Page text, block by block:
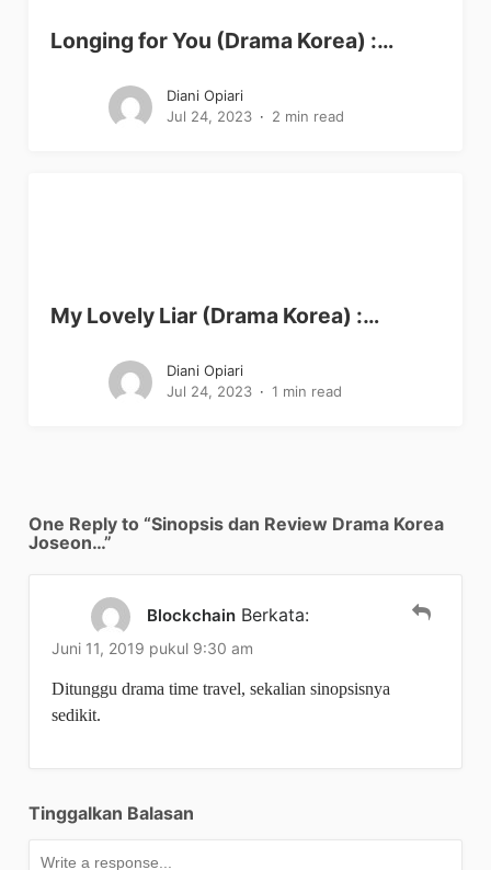
Longing for You (Drama Korea) :…
Diani Opiari
Jul 24, 2023
2 min read
My Lovely Liar (Drama Korea) :…
Diani Opiari
Jul 24, 2023
1 min read
One Reply to “Sinopsis dan Review Drama Korea
Joseon…”
Blockchain Berkata:
Juni 11, 2019 pukul 9:30 am
Ditunggu drama time travel, sekalian sinopsisnya
sedikit.
Tinggalkan Balasan